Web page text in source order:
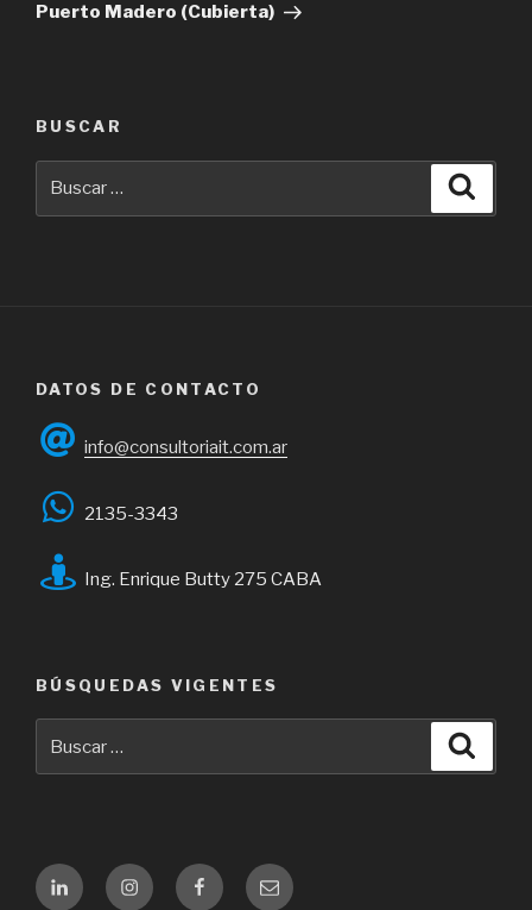
Puerto Madero (Cubierta)
BUSCAR
DATOS DE CONTACTO
info@consultoriait.com.ar
2135-3343
Ing. Enrique Butty 275 CABA
BÚSQUEDAS VIGENTES
por:
LinkedinInstagramFacebookEmail